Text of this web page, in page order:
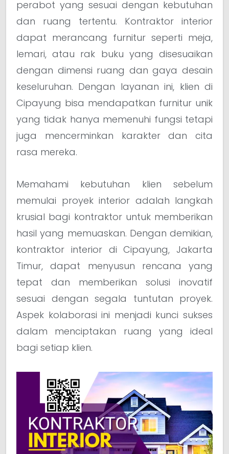
perabot yang sesuai dengan kebutuhan
dan ruang tertentu. Kontraktor interior
dapat merancang furnitur seperti meja,
lemari, atau rak buku yang disesuaikan
dengan dimensi ruang dan gaya desain
keseluruhan. Dengan layanan ini, klien di
Cipayung bisa mendapatkan furnitur unik
yang tidak hanya memenuhi fungsi tetapi
juga mencerminkan karakter dan cita
rasa mereka.
Memahami kebutuhan klien sebelum
memulai proyek interior adalah langkah
krusial bagi kontraktor untuk memberikan
hasil yang memuaskan. Dengan demikian,
kontraktor interior di Cipayung, Jakarta
Timur, dapat menyusun rencana yang
tepat dan memberikan solusi inovatif
sesuai dengan segala tuntutan proyek.
Aspek kolaborasi ini menjadi kunci sukses
dalam menciptakan ruang yang ideal
bagi setiap klien.